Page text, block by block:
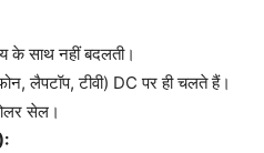
के साथ नहीं बदलती।
लैपटॉप, टीवी) DC पर ही चलते हैं।
सेल।